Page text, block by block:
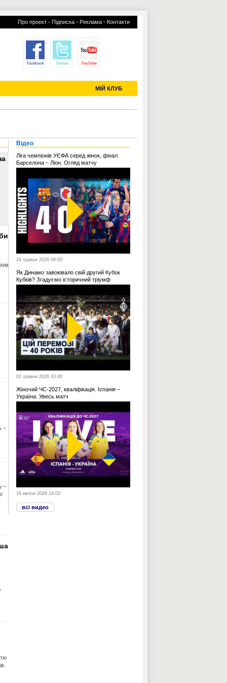
Про проект - Підписка - Реклама - Контакти
МІЙ КЛУБ
УСІ ТРАНСФЕРИ
–
–
Відео
Ліга чемпіонів УЄФА серед жінок, фінал.
Барселона – Ліон. Огляд матчу
24 травня 2026 09:00
Як Динамо завоювало свій другий Кубок
Кубків? Згадуємо історичний тріумф
02 травня 2026 10:40
Жіночий ЧС-2027, кваліфікація. Іспанія –
Україна. Увесь матч
18 квітня 2026 14:03
всі видео